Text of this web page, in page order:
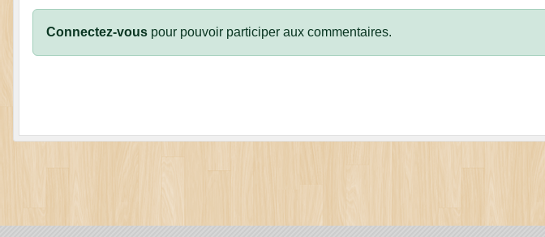
Connectez-vous pour pouvoir participer aux commentaires.